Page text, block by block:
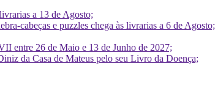
a 13 de Agosto;
cabeças e puzzles chega às livrarias a 6 de Agosto;
entre 26 de Maio e 13 de Junho de 2027;
da Casa de Mateus pelo seu Livro da Doença;